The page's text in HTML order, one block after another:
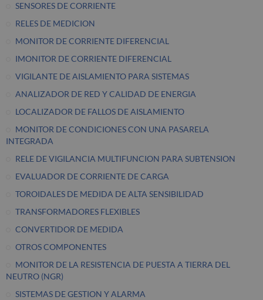
SENSORES DE CORRIENTE
RELES DE MEDICION
MONITOR DE CORRIENTE DIFERENCIAL
IMONITOR DE CORRIENTE DIFERENCIAL
VIGILANTE DE AISLAMIENTO PARA SISTEMAS
ANALIZADOR DE RED Y CALIDAD DE ENERGIA
LOCALIZADOR DE FALLOS DE AISLAMIENTO
MONITOR DE CONDICIONES CON UNA PASARELA
INTEGRADA
RELE DE VIGILANCIA MULTIFUNCION PARA SUBTENSION
EVALUADOR DE CORRIENTE DE CARGA
TOROIDALES DE MEDIDA DE ALTA SENSIBILIDAD
TRANSFORMADORES FLEXIBLES
CONVERTIDOR DE MEDIDA
OTROS COMPONENTES
MONITOR DE LA RESISTENCIA DE PUESTA A TIERRA DEL
NEUTRO (NGR)
SISTEMAS DE GESTION Y ALARMA